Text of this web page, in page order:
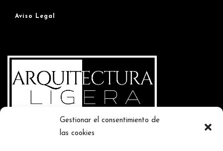
Gestionar el consentimiento de
las cookies
Aviso Legal
Contacte con nosotros